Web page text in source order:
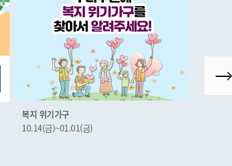
복지 위기가구
10.14(금)~01.01(금)